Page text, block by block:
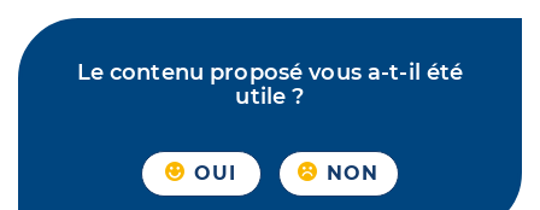
Le contenu proposé vous a-t-il été
utile ?
OUI NON